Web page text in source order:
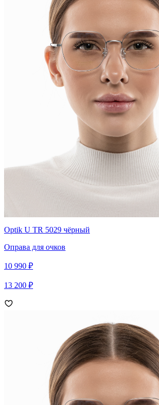
Optik U TR 5029 чёрный
Оправа для очков
10 990 ₽
13 200 ₽